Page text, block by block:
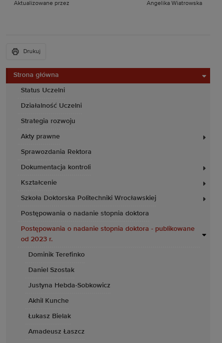
Strona główna
Status Uczelni
Działalność Uczelni
Strategia rozwoju
Akty prawne
Sprawozdania Rektora
Dokumentacja kontroli
Kształcenie
Szkoła Doktorska Politechniki Wrocławskiej
Postępowania o nadanie stopnia doktora
Postępowania o nadanie stopnia doktora - publikowane
od 2023 r.
Dominik Terefinko
Daniel Szostak
Justyna Hebda-Sobkowicz
Akhil Kunche
Łukasz Bielak
Amadeusz Łaszcz
Aktualizowane przez Angelika Wiatrowska
Drukuj